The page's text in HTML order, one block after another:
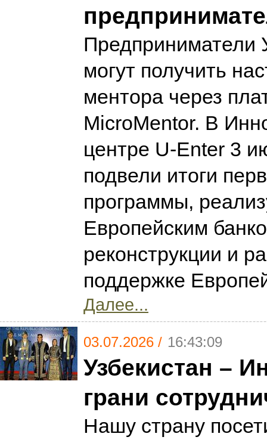
Предприниматели
могут получить
ментора через
MicroMentor. В
центре U-Enter 3
подвели итоги
программы,
Европейским
реконструкции и
поддержке
Далее...
03.07.2026 / 16:43:09
Узбекистан –
грани
Нашу страну